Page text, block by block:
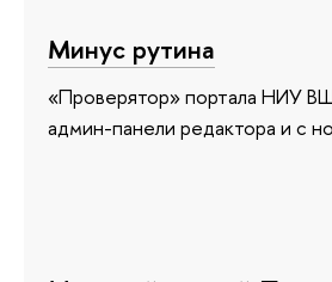
Минус рутина
«Проверятор» портала НИУ
админ-панели редактора и с